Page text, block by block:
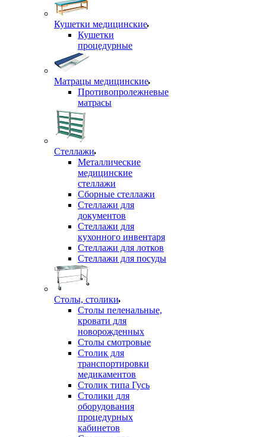
Кушетки медицинские
Кушетки
процедурные
Матрацы медицинские
Противопролежневые
матрасы
Стеллажи
Металлические
медицинские
стеллажи
Сборные стеллажи
Стеллажи для
документов
Стеллажи для
кухонного инвентаря
Стеллажи для лотков
Стеллажи для посуды
Столы, столики
Столы пеленальные,
кровати для
новорожденных
Столы смотровые
Столик для
транспортировки
медикаментов
Столик типа Гусь
Столики для
оборудования
процедурных
кабинетов